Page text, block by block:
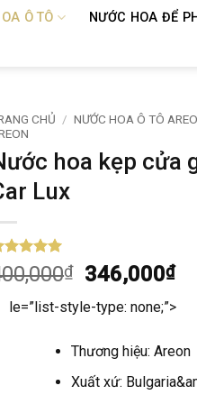
Ô TÔ NƯỚC HOA ĐỂ
CHỦ / NƯỚC HOA Ô TÔ
hoa kẹp cửa
Lux
5
trên
₫
Giá
là:
346,000₫Giá
tại
le=”list-style-type: none;”>
Thương hiệu: Areon
Xuất xứ: